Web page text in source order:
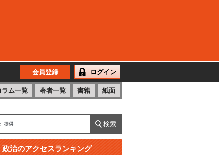
会員登録 ログイン
ラム一覧 著者一覧 書籍 紙面
政治のアクセスランキング